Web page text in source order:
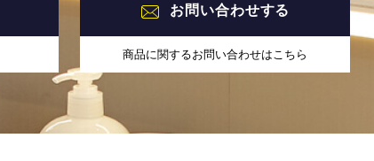
お問い合わせする
商品に関するお問い合わせはこちら